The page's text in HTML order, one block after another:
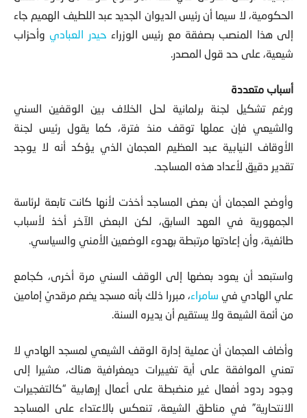
الحكومية، لا سيما أن رئيس الديوان الجديد عبد اللطيف الهميم جاء
إلى هذا المنصب بصفقة مع رئيس الوزراء حيدر العباديوأحزاب
شيعية، على حد قول المصدر.
أسباب متعددة
ورغم تشكيل لجنة برلمانية لحل الخلاف بين الوقفين السني
والشيعي فإن عملها توقف منذ فترة، كما يقول رئيس لجنة
الأوقاف النيابية عبد العظيم العجمان الذي يؤكد أنه لا يوجد
تقدير دقيق لأعداد هذه المساجد.
وأوضح العجمان أن بعض المساجد أخذت لأنها كانت تابعة لرئاسة
الجمهورية في العهد السابق، لكن البعض الآخر أخذ لأسباب
طائفية، وأن إعادتها مرتبطة بهدوء الوضعين الأمني والسياسي.
واستبعد أن يعود بعضها إلى الوقف السني مرة أخرى، كجامع
علي الهادي في سامراء، مبررا ذلك بأنه مسجد يضم مرقديْ إمامين
من أئمة الشيعة ولا يستقيم أن يديره السنة.
وأضاف العجمان أن عملية إدارة الوقف الشيعي لمسجد الهادي لا
تعني الموافقة على أية تغييرات ديمغرافية هناك، مشيرا إلى
وجود ردود أفعال غير منضبطة على أعمال إرهابية “كالتفجيرات
الانتحارية” في مناطق الشيعة، تنعكس بالاعتداء على المساجد